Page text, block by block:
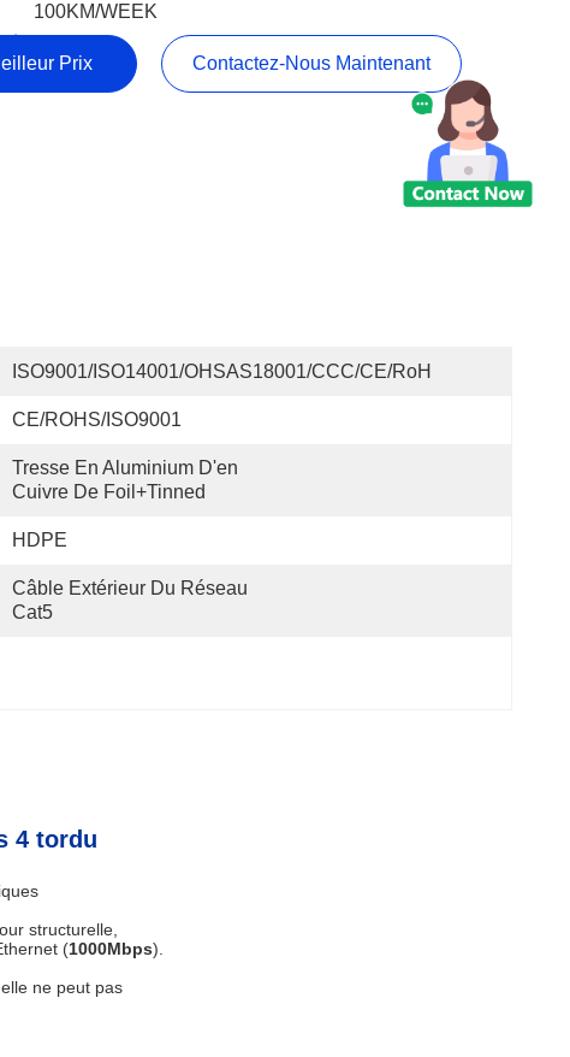
100KM/WEEK
Prix Contactez-Nous Maintenant
ISO9001/ISO14001/OHSAS18001/CCC/CE/RoH
CE/ROHS/ISO9001
Tresse En Aluminium D'en
Cuivre De Foil+Tinned
HDPE
Câble Extérieur Du Réseau
Cat5
4 tordu
structurelle,
(1000Mbps).
ne peut pas